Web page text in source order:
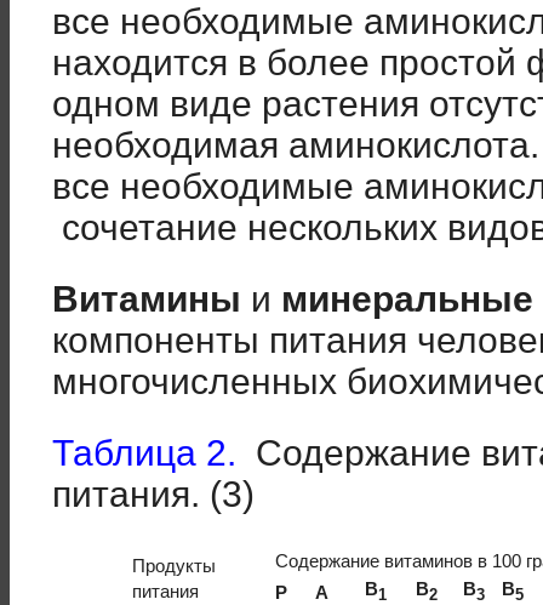
все необходимые
находится в более
одном виде растения
необходимая
все необходимые
сочетание нескольких
Витамины и минеральные
компоненты питания
многочисленных
Таблица 2. Содержание
питания. (3)
Продукты
питания
Содержание витаминов в 100
P
A B1 B2 B3 B5